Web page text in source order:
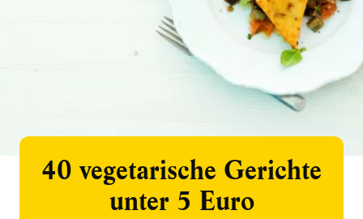
40 vegetarische Gerichte
unter 5 Euro